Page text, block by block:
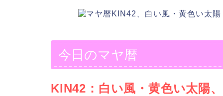
今日のマヤ暦
KIN42：白い風・黄色い太陽